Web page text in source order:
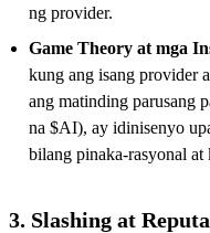
ng provider.
Game Theory at mga
kung ang isang provider
ang matinding parusang
na $AI), ay idinisenyo
bilang pinaka-rasyonal
3. Slashing at